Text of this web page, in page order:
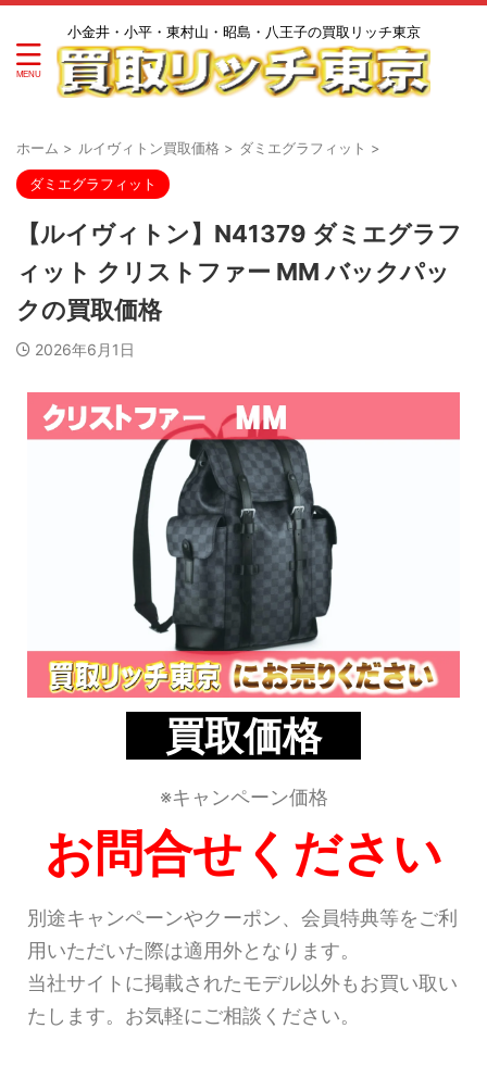
小金井・小平・東村山・昭島・八王子の買取リッチ東京
ホーム > ルイヴィトン買取価格 > ダミエグラフィット >
ダミエグラフィット
【ルイヴィトン】N41379 ダミエグラフ
ィット クリストファー MM バックパッ
クの買取価格
2026年6月1日
買取価格
※キャンペーン価格
お問合せください
別途キャンペーンやクーポン、会員特典等をご利
用いただいた際は適用外となります。
当社サイトに掲載されたモデル以外もお買い取い
たします。お気軽にご相談ください。